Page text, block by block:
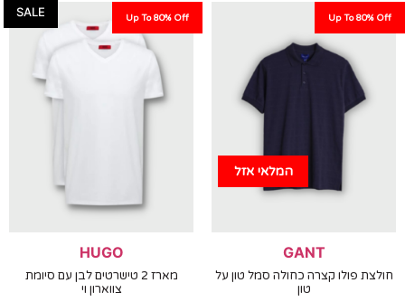
Up To
המלאי אזל
GANT
פולו קצרה כחולה סמל טון על
Up To 80% Off
HUGO
מארז 2 טישרטים לבן עם סיומת
צווארון וי